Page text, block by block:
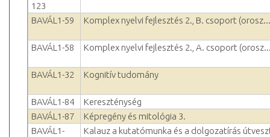
123
BAVÁL1-59 Komplex nyelvi fejlesztés 2., B. csoport (orosz...
BAVÁL1-58 Komplex nyelvi fejlesztés 2., A. csoport
BAVÁL1-32 Kognitív tudomány
BAVÁL1-84
Kereszténység
BAVÁL1-87
Képregény és mitológia 3.
BAVÁL1-
Kalauz a kutatómunka és a dolgozatírás